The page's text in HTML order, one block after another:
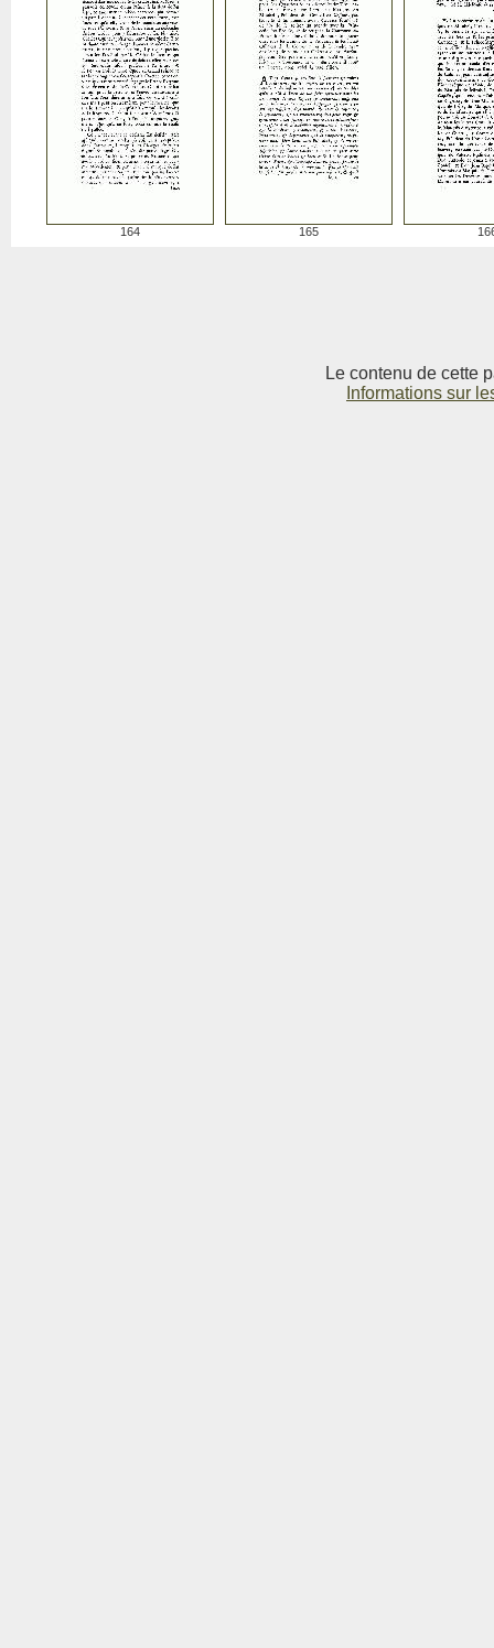
164 165
Le contenu de cette
Informations sur